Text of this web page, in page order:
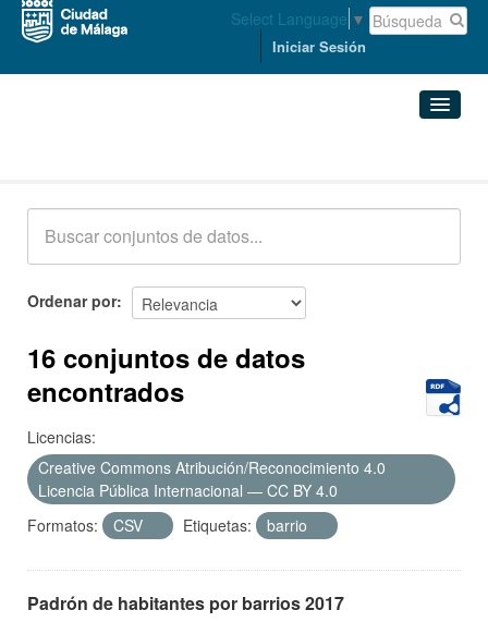
Select Language ▼
Iniciar Sesión
Acerca de
Ordenar por
16 conjuntos de datos
encontrados
Licencias:
Creative Commons Atribución/Reconocimiento 4.0
Licencia Pública Internacional — CC BY 4.0
Formatos:
CSV Etiquetas: barrio
Padrón de habitantes por barrios 2017